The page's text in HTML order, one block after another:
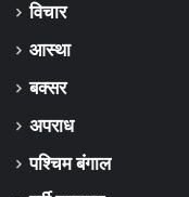
विचार
आस्था
बक्सर
अपराध
पश्चिम बंगाल